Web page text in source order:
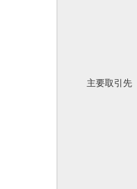
主要取引先